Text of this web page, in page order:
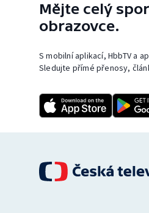
Mějte celý
obrazovce.
S mobilní aplikací, HbbTV a
Sledujte přímé přenosy,